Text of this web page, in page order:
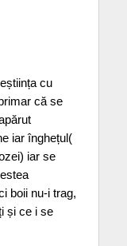
cu
că se
iar înghețul(
iar se
boii nu-i trag,
și ce i se